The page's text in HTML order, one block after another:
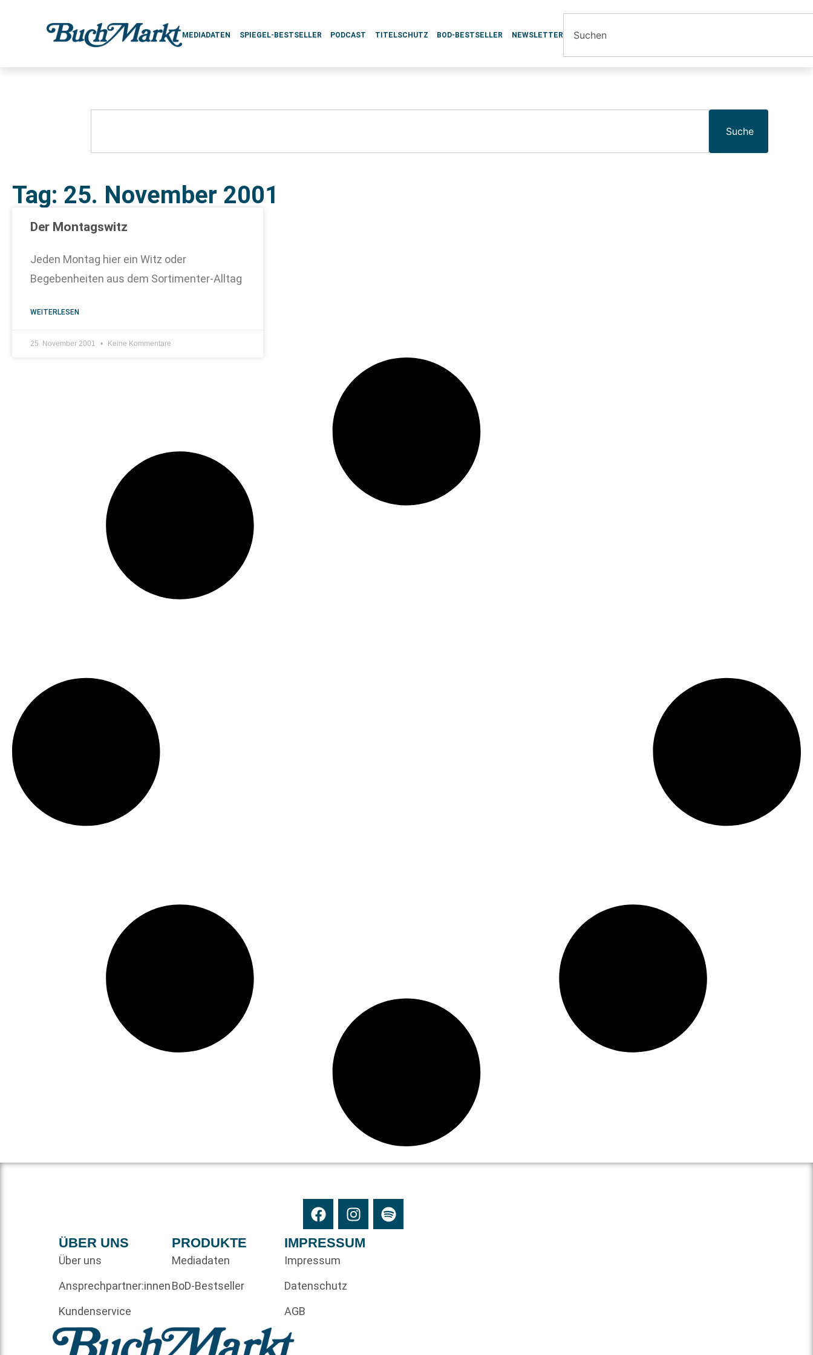
MEDIADATEN SPIEGEL-BESTSELLER PODCAST TITELSCHUTZ BOD-BESTSELLER NEWSLETTER
Suche
Tag: 25. November 2001
Der Montagswitz
Jeden Montag hier ein Witz oder
Begebenheiten aus dem Sortimenter-Alltag
WEITERLESEN
25. November 2001 Keine Kommentare
ÜBER UNS
Über uns
Ansprechpartner:innen
Kundenservice
PRODUKTE
Mediadaten
BoD-Bestseller
IMPRESSUM
Impressum
Datenschutz
AGB